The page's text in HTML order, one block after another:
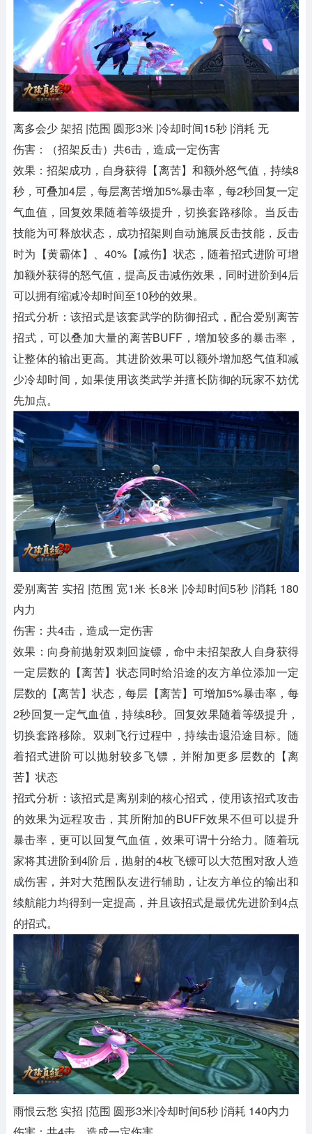
离多会少 架招 |范围 圆形3米 |冷却时间15秒 |消耗 无
伤害：（招架反击）共6击，造成一定伤害
效果：招架成功，自身获得【离苦】和额外怒气值，持续8
秒，可叠加4层，每层离苦增加5%暴击率，每2秒回复一定
气血值，回复效果随着等级提升，切换套路移除。当反击
技能为可释放状态，成功招架则自动施展反击技能，反击
时为【黄霸体】、40%【减伤】状态，随着招式进阶可增
加额外获得的怒气值，提高反击减伤效果，同时进阶到4后
可以拥有缩减冷却时间至10秒的效果。
招式分析：该招式是该套武学的防御招式，配合爱别离苦
招式，可以叠加大量的离苦BUFF，增加较多的暴击率，
让整体的输出更高。其进阶效果可以额外增加怒气值和减
少冷却时间，如果使用该类武学并擅长防御的玩家不妨优
先加点。
爱别离苦 实招 |范围 宽1米 长8米 |冷却时间5秒 |消耗 180
内力
伤害：共4击，造成一定伤害
效果：向身前抛射双刺回旋镖，命中未招架敌人自身获得
一定层数的【离苦】状态同时给沿途的友方单位添加一定
层数的【离苦】状态，每层【离苦】可增加5%暴击率，每
2秒回复一定气血值，持续8秒。回复效果随着等级提升，
切换套路移除。双刺飞行过程中，持续击退沿途目标。随
着招式进阶可以抛射较多飞镖，并附加更多层数的【离
苦】状态
招式分析：该招式是离别刺的核心招式，使用该招式攻击
的效果为远程攻击，其所附加的BUFF效果不但可以提升
暴击率，更可以回复气血值，效果可谓十分给力。随着玩
家将其进阶到4阶后，抛射的4枚飞镖可以大范围对敌人造
成伤害，并对大范围队友进行辅助，让友方单位的输出和
续航能力均得到一定提高，并且该招式是最优先进阶到4点
的招式。
雨恨云愁 实招 |范围 圆形3米|冷却时间5秒 |消耗 140内力